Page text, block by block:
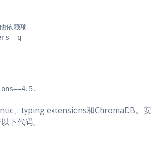
依赖项
-q
、typing extensions和ChromaDB。安
下代码。